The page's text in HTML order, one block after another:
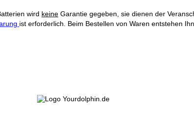
wird keine Garantie gegeben, sie dienen der
ist erforderlich. Beim Bestellen von Waren entstehen